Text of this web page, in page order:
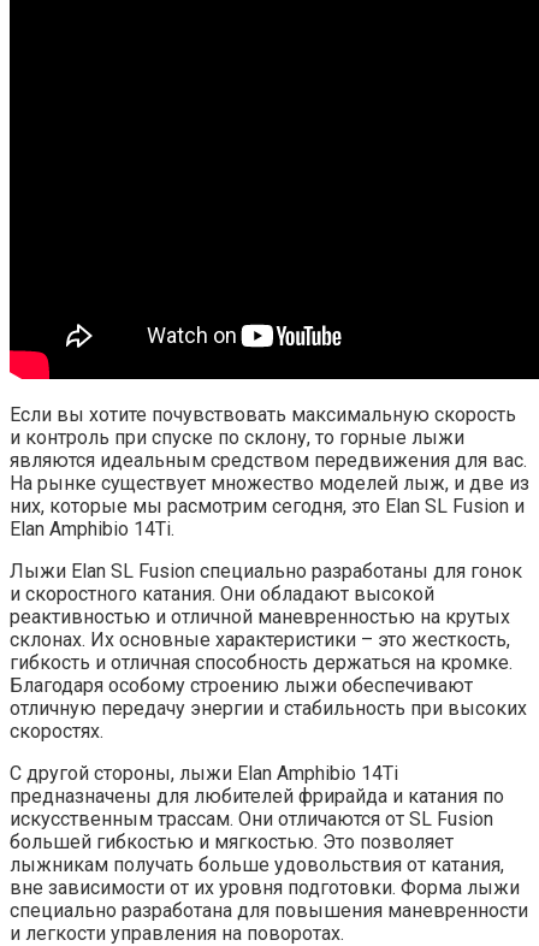
Если вы хотите почувствовать максимальную скорость
и контроль при спуске по склону, то горные лыжи
являются идеальным средством передвижения для вас.
На рынке существует множество моделей лыж, и две из
них, которые мы расмотрим сегодня, это Elan SL Fusion и
Elan Amphibio 14Ti.
Лыжи Elan SL Fusion специально разработаны для гонок
и скоростного катания. Они обладают высокой
реактивностью и отличной маневренностью на крутых
склонах. Их основные характеристики – это жесткость,
гибкость и отличная способность держаться на кромке.
Благодаря особому строению лыжи обеспечивают
отличную передачу энергии и стабильность при высоких
скоростях.
С другой стороны, лыжи Elan Amphibio 14Ti
предназначены для любителей фрирайда и катания по
искусственным трассам. Они отличаются от SL Fusion
большей гибкостью и мягкостью. Это позволяет
лыжникам получать больше удовольствия от катания,
вне зависимости от их уровня подготовки. Форма лыжи
специально разработана для повышения маневренности
и легкости управления на поворотах.